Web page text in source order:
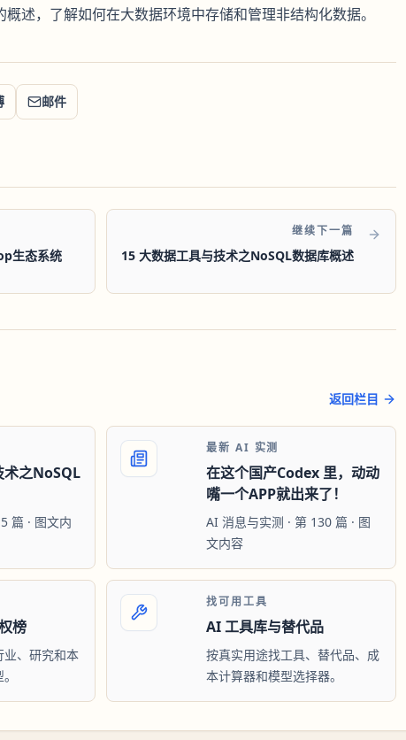
述，了解如何在大数据环境中存储和管理非结构化数据。
邮件
生态系统
继续下一篇
15 大数据工具与技术之NoSQL数据库概述
返回栏目
术之NoSQL
篇 · 图文内
最新 AI 实测
在这个国产Codex 里，动动
嘴一个APP就出来了！
AI 消息与实测 · 第 130 篇 · 图
文内容
榜
业、研究和本
找可用工具
AI 工具库与替代品
按真实用途找工具、替代品、成
本计算器和模型选择器。